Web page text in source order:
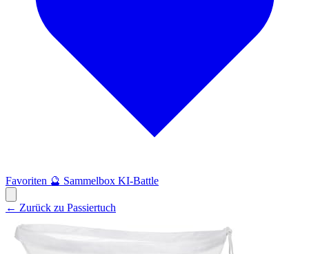
Favoriten 🔮 Sammelbox KI-Battle
← Zurück zu Passiertuch